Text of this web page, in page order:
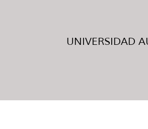
UNIVERSIDAD